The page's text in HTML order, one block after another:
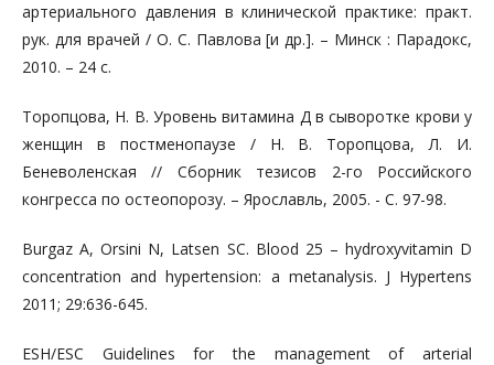
артериального давления в клинической практике: практ.
рук. для врачей / О. С. Павлова [и др.]. – Минск : Парадокс,
2010. – 24 с.
Торопцова, Н. В. Уровень витамина Д в сыворотке крови у
женщин в постменопаузе / Н. В. Торопцова, Л. И.
Беневоленская // Сборник тезисов 2-го Российского
конгресса по остеопорозу. – Ярославль, 2005. - С. 97-98.
Burgaz A, Orsini N, Latsen SC. Blood 25 – hydroxyvitamin D
concentration and hypertension: a metanalysis. J Hypertens
2011; 29:636-645.
ESH/ESC Guidelines for the management of arterial